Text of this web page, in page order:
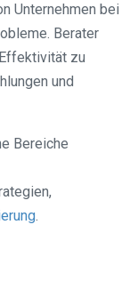
Unternehmen bei
Berater
zu
und
Bereiche
.